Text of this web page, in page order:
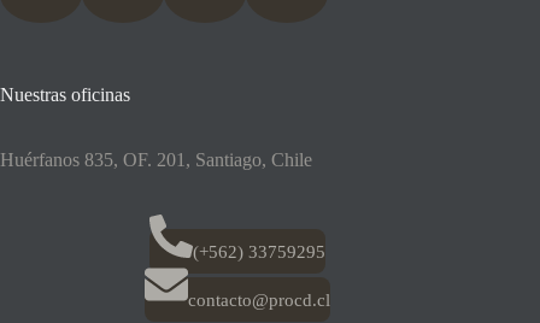
Nuestras oficinas
Huérfanos 835, OF. 201, Santiago, Chile
(+562) 33759295
contacto@procd.cl